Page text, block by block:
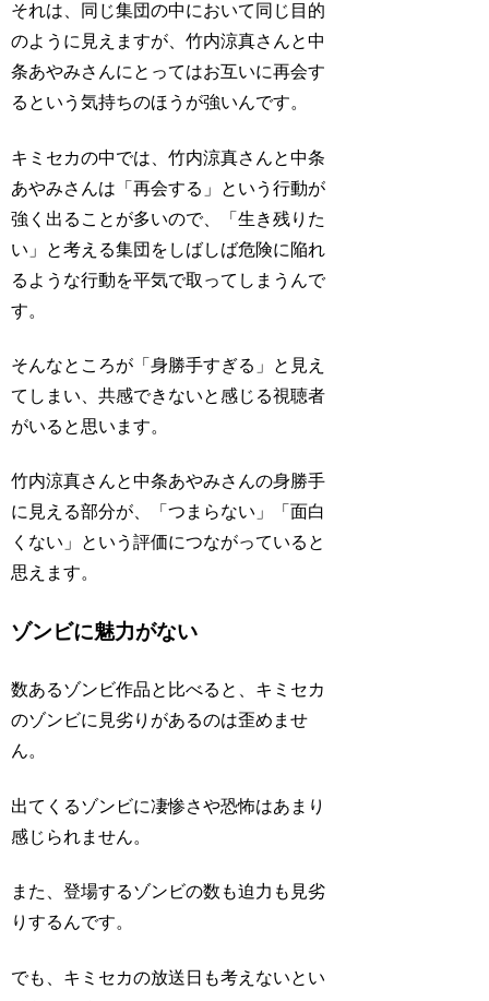
それは、同じ集団の中において同じ目的
のように見えますが、竹内涼真さんと中
条あやみさんにとってはお互いに再会す
るという気持ちのほうが強いんです。
キミセカの中では、竹内涼真さんと中条
あやみさんは「再会する」という行動が
強く出ることが多いので、「生き残りた
い」と考える集団をしばしば危険に陥れ
るような行動を平気で取ってしまうんで
す。
そんなところが「身勝手すぎる」と見え
てしまい、共感できないと感じる視聴者
がいると思います。
竹内涼真さんと中条あやみさんの身勝手
に見える部分が、「つまらない」「面白
くない」という評価につながっていると
思えます。
ゾンビに魅力がない
数あるゾンビ作品と比べると、キミセカ
のゾンビに見劣りがあるのは歪めませ
ん。
出てくるゾンビに凄惨さや恐怖はあまり
感じられません。
また、登場するゾンビの数も迫力も見劣
りするんです。
でも、キミセカの放送日も考えないとい